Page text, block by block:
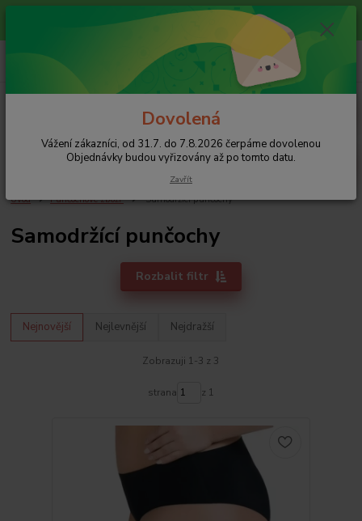
Vážení zákazníci, od 31.7. do 7.8.2026 čerpáme dovolenou
Objednávky budou vyřizovány až po tomto datu.
+420 608 754 282
pište email, pokud nezvedám tel.
Úvod Punčochové zboží Samodržící punčochy
Samodržící punčochy
Rozbalit filtr
Nejnovější Nejlevnější Nejdražší
Zobrazuji 1-3 z 3
strana z 1
Dovolená
Vážení zákazníci, od 31.7. do 7.8.2026 čerpáme dovolenou
Objednávky budou vyřizovány až po tomto datu.
Zavřít